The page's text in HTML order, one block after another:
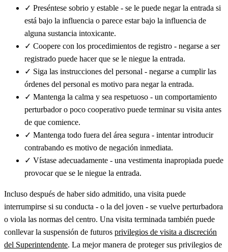
✓ Preséntese sobrio y estable - se le puede negar la entrada si
está bajo la influencia o parece estar bajo la influencia de
alguna sustancia intoxicante.
✓ Coopere con los procedimientos de registro - negarse a ser
registrado puede hacer que se le niegue la entrada.
✓ Siga las instrucciones del personal - negarse a cumplir las
órdenes del personal es motivo para negar la entrada.
✓ Mantenga la calma y sea respetuoso - un comportamiento
perturbador o poco cooperativo puede terminar su visita antes
de que comience.
✓ Mantenga todo fuera del área segura - intentar introducir
contrabando es motivo de negación inmediata.
✓ Vístase adecuadamente - una vestimenta inapropiada puede
provocar que se le niegue la entrada.
Incluso después de haber sido admitido, una visita puede
interrumpirse si su conducta - o la del joven - se vuelve perturbadora
o viola las normas del centro. Una visita terminada también puede
conllevar la suspensión de futuros privilegios de visita a discreción
del Superintendente. La mejor manera de proteger sus privilegios de